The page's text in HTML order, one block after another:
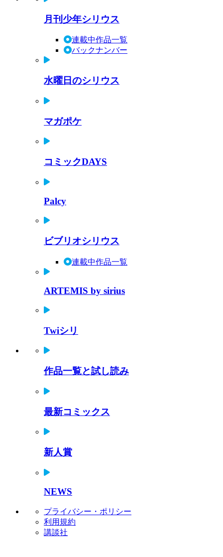
月刊少年シリウス
連載中作品一覧
バックナンバー
水曜日のシリウス
マガポケ
コミックDAYS
Palcy
ビブリオシリウス
連載中作品一覧
ARTEMIS by sirius
Twiシリ
作品一覧と試し読み
最新コミックス
新人賞
NEWS
プライバシー・ポリシー
利用規約
講談社